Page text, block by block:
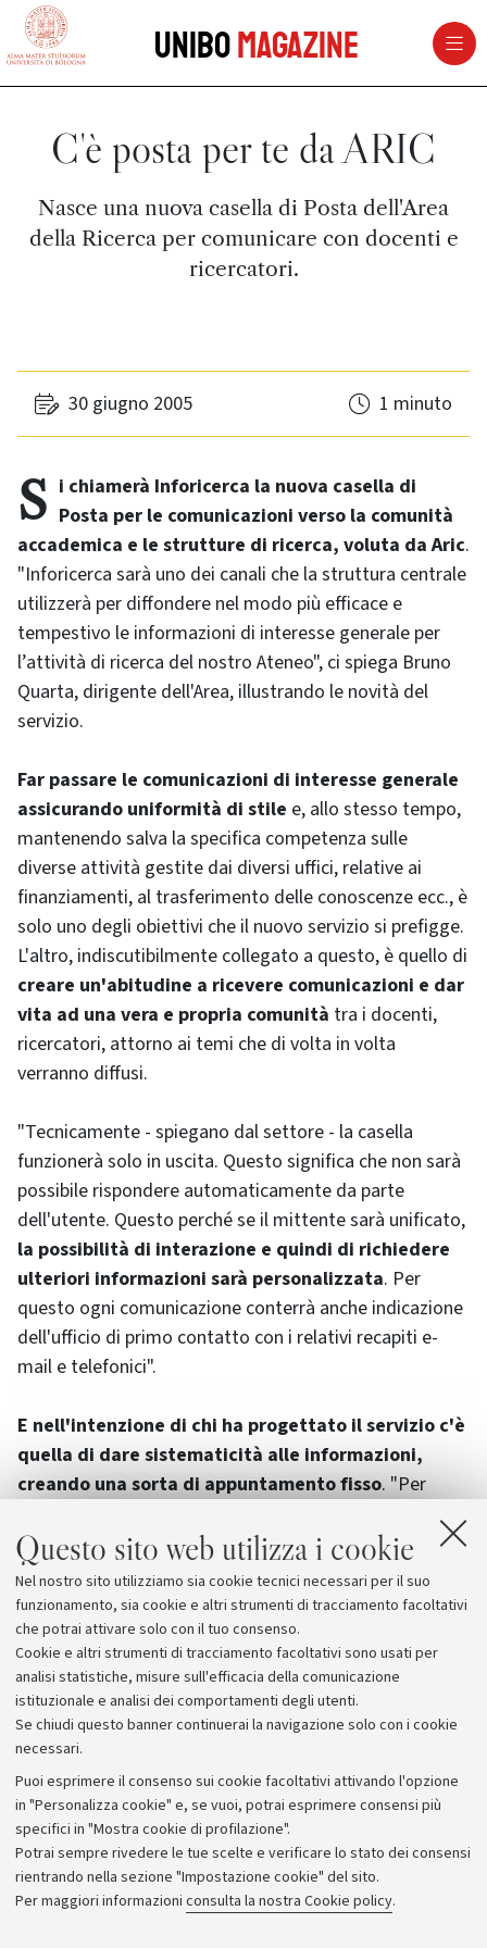
Questo sito web utilizza i cookie
Nel nostro sito utilizziamo sia cookie tecnici necessari per il suo
funzionamento, sia cookie e altri strumenti di tracciamento facoltativi
che potrai attivare solo con il tuo consenso.
Cookie e altri strumenti di tracciamento facoltativi sono usati per
analisi statistiche, misure sull'efficacia della comunicazione
istituzionale e analisi dei comportamenti degli utenti.
Se chiudi questo banner continuerai la navigazione solo con i cookie
necessari.
Puoi esprimere il consenso sui cookie facoltativi attivando l'opzione
in "Personalizza cookie" e, se vuoi, potrai esprimere consensi più
specifici in "Mostra cookie di profilazione".
Potrai sempre rivedere le tue scelte e verificare lo stato dei consensi
rientrando nella sezione "Impostazione cookie" del sito.
Per maggiori informazioni consulta la nostra Cookie policy.
vai al contenuto della pagina
UniboMagazine
C'è posta per te da ARIC
Nasce una nuova casella di Posta dell'Area
della Ricerca per comunicare con docenti e
ricercatori.
30 giugno 2005 1 minuto
Si chiamerà Inforicerca la nuova casella di Posta per le comunicazioni verso la comunità
accademica e le strutture di ricerca, voluta da Aric.
"Inforicerca sarà uno dei canali che la struttura centrale
utilizzerà per diffondere nel modo più efficace e
tempestivo le informazioni di interesse generale per
l’attività di ricerca del nostro Ateneo", ci spiega Bruno
Quarta, dirigente dell'Area, illustrando le novità del
servizio.
Far passare le comunicazioni di interesse generale
assicurando uniformità di stile e, allo stesso tempo,
mantenendo salva la specifica competenza sulle
diverse attività gestite dai diversi uffici, relative ai
finanziamenti, al trasferimento delle conoscenze ecc., è
solo uno degli obiettivi che il nuovo servizio si prefigge.
L'altro, indiscutibilmente collegato a questo, è quello di
creare un'abitudine a ricevere comunicazioni e dar
vita ad una vera e propria comunità tra i docenti,
ricercatori, attorno ai temi che di volta in volta
verranno diffusi.
"Tecnicamente - spiegano dal settore - la casella
funzionerà solo in uscita. Questo significa che non sarà
possibile rispondere automaticamente da parte
dell'utente. Questo perché se il mittente sarà unificato,
la possibilità di interazione e quindi di richiedere
ulteriori informazioni sarà personalizzata. Per
questo ogni comunicazione conterrà anche indicazione
dell'ufficio di primo contatto con i relativi recapiti e-
mail e telefonici".
E nell'intenzione di chi ha progettato il servizio c'è
quella di dare sistematicità alle informazioni,
creando una sorta di appuntamento fisso. "Per
questo - spiegano da Aric - l'idea è quella di veicolare
attraverso la mail Inforicerca una vera e propria
newsletter mensile che contenga informazioni, annunci
di eventi (seminari, incontri ecc.) e un memorandum di
opportunità non più nuove ma ancora attuali".
Archivio
Comunicati stampa
Redazione
Rassegna stampa